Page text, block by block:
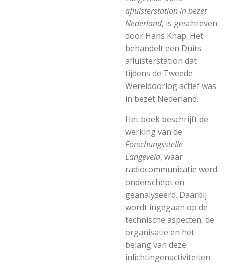
afluisterstation in bezet
Nederland, is geschreven
door Hans Knap. Het
behandelt een Duits
afluisterstation dat
tijdens de Tweede
Wereldoorlog actief was
in bezet Nederland.
Het boek beschrijft de
werking van de
Forschungsstelle
Langeveld, waar
radiocommunicatie werd
onderschept en
geanalyseerd. Daarbij
wordt ingegaan op de
technische aspecten, de
organisatie en het
belang van deze
inlichtingenactiviteiten